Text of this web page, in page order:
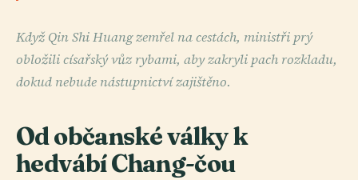
Když Qin Shi Huang zemřel na cestách, ministři prý
obložili císařský vůz rybami, aby zakryli pach rozkladu,
dokud nebude nástupnictví zajištěno.
Od občanské války k
hedvábí Chang-čou